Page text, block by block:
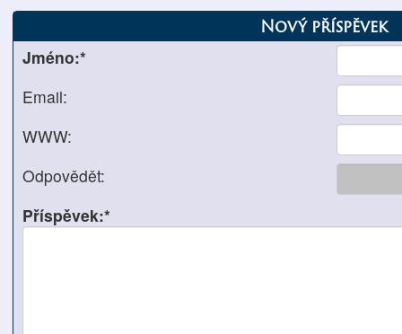
Nový příspěvek
Jméno:*
Email:
WWW:
Odpovědět:
Příspěvek:*